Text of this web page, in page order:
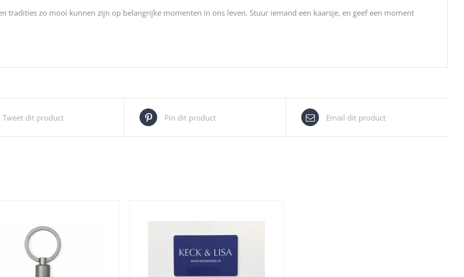
tradities zo mooi kunnen zijn op belangrijke momenten in ons leven. Stuur iemand een kaarsje, en geef een moment
Tweet dit product Pin dit product Email dit product